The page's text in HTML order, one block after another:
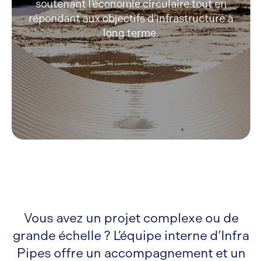
soutenant l’économie circulaire tout en
répondant aux objectifs d’infrastructure à
long terme.
Vous avez un projet complexe ou de
grande échelle ? L’équipe interne d’Infra
Pipes offre un accompagnement et un